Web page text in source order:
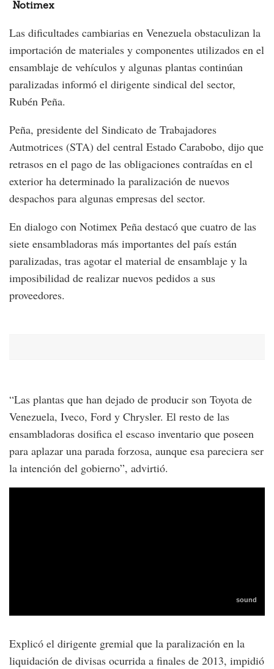
Notimex
Las dificultades cambiarias en Venezuela obstaculizan la
importación de materiales y componentes utilizados en el
ensamblaje de vehículos y algunas plantas continúan
paralizadas informó el dirigente sindical del sector,
Rubén Peña.
Peña, presidente del Sindicato de Trabajadores
Autmotrices (STA) del central Estado Carabobo, dijo que
retrasos en el pago de las obligaciones contraídas en el
exterior ha determinado la paralización de nuevos
despachos para algunas empresas del sector.
En dialogo con Notimex Peña destacó que cuatro de las
siete ensambladoras más importantes del país están
paralizadas, tras agotar el material de ensamblaje y la
imposibilidad de realizar nuevos pedidos a sus
proveedores.
“Las plantas que han dejado de producir son Toyota de
Venezuela, Iveco, Ford y Chrysler. El resto de las
ensambladoras dosifica el escaso inventario que poseen
para aplazar una parada forzosa, aunque esa pareciera ser
la intención del gobierno”, advirtió.
Explicó el dirigente gremial que la paralización en la
liquidación de divisas ocurrida a finales de 2013, impidió